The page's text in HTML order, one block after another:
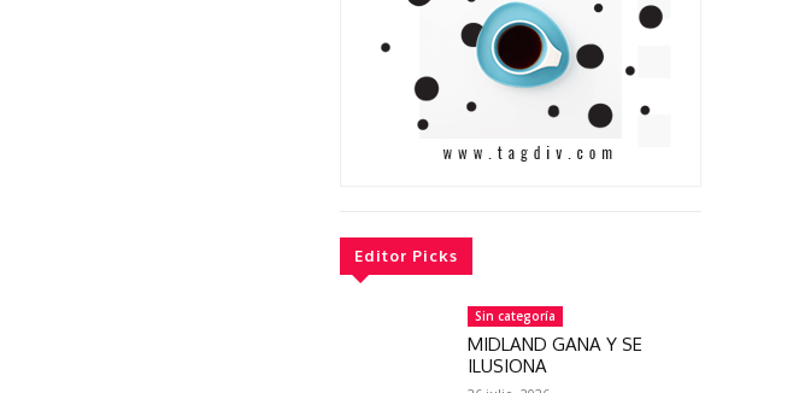
Editor Picks
Sin categoría
MIDLAND GANA Y SE
ILUSIONA